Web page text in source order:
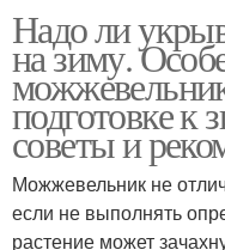
Надо ли
на зиму.
подготовке
советы и
Можжевельник не
если не выполнять
растение может